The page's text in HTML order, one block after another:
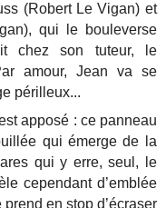
(Robert Le Vigan) et
qui le bouleverse
chez son tuteur, le
amour, Jean va se
périlleux...
apposé : ce panneau
qui émerge de la
qui y erre, seul, le
cependant d’emblée
en stop d’écraser